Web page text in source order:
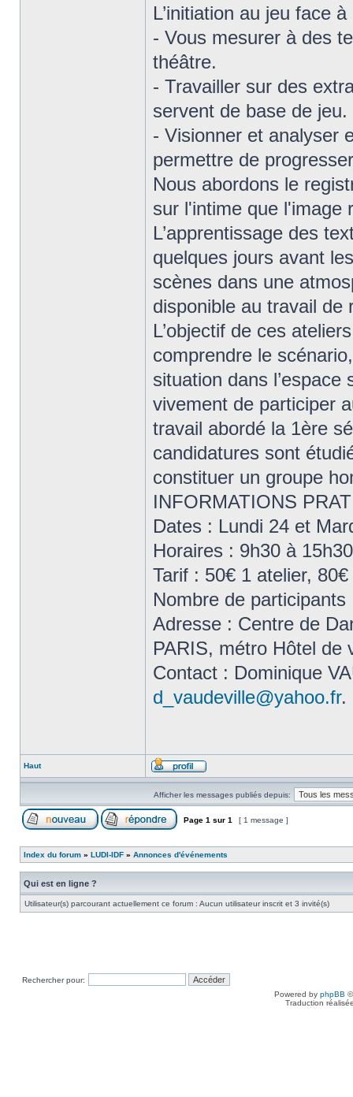
L’initiation au jeu face
- Vous mesurer à des
théâtre.
- Travailler sur des
servent de base de jeu.
- Visionner et analyser
permettre de
Nous abordons le
sur l'intime que l'image
L’apprentissage des
quelques jours avant
scènes dans une
disponible au travail de
L’objectif de ces
comprendre le
situation dans
vivement de participer
travail abordé la 1ère
candidatures sont
constituer un groupe
INFORMATIONS
Dates : Lundi 24 et
Horaires : 9h30 à
Tarif : 50€ 1 atelier,
Nombre de participants
Adresse : Centre de
PARIS, métro Hôtel de
Contact : Dominique
d_vaudeville@yahoo.fr.
Haut
Afficher les messages publiés depuis:
Page 1 sur 1 [ 1 message ]
Index du forum » LUDI-IDF » Annonces d'événements
Qui est en ligne ?
Utilisateur(s) parcourant actuellement ce forum : Aucun utilisateur inscrit et 3 invité(s)
Rechercher pour:
Powered by phpBB
Traduction